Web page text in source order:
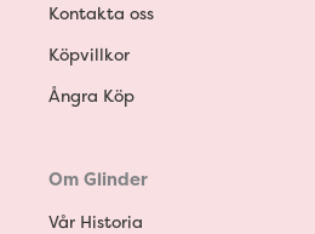
Kontakta oss
Köpvillkor
Ångra Köp
Om Glinder
Vår Historia